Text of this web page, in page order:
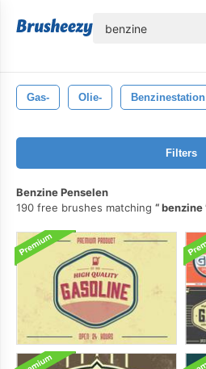
Gas- Olie- Benzinestation
Filters
Benzine Penselen
190 free brushes matching
benzine